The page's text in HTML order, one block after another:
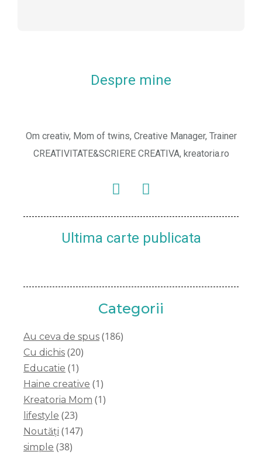
Despre mine
Om creativ, Mom of twins, Creative Manager, Trainer
CREATIVITATE&SCRIERE CREATIVA, kreatoria.ro
Ultima carte publicata
Categorii
Au ceva de spus (186)
Cu dichis (20)
Educatie (1)
Haine creative (1)
Kreatoria Mom (1)
lifestyle (23)
Noutăți (147)
simple (38)